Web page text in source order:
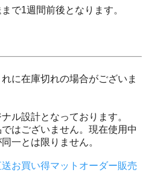
で1週間前後となります。
に在庫切れの場合がございま
ル設計となっております。
はございません。現在使用中
一とは限りません。
お買い得マットオーダー販売